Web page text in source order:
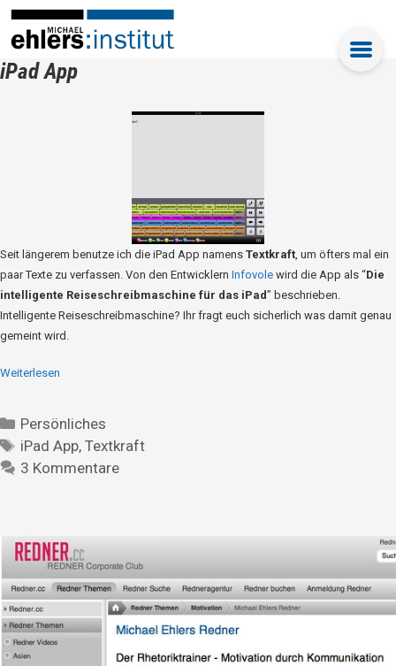
iPad App
Seit längerem benutze ich die iPad App namens Textkraft , um öfters mal ein
paar Texte zu verfassen. Von den Entwicklern Infovole wird die App als “Die
intelligente Reiseschreibmaschine für das iPad” beschrieben.
Intelligente Reiseschreibmaschine? Ihr fragt euch sicherlich was damit genau
gemeint wird.
Weiterlesen
Persönliches
iPad App,Textkraft
3 Kommentare